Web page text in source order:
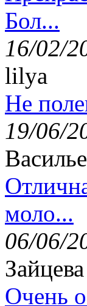
Бол...
16/02/
lilya
Не
19/06/
моло...
06/06/
Зайцева
Очень